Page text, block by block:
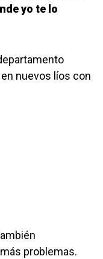
yo te lo
nuevos líos con
problemas.